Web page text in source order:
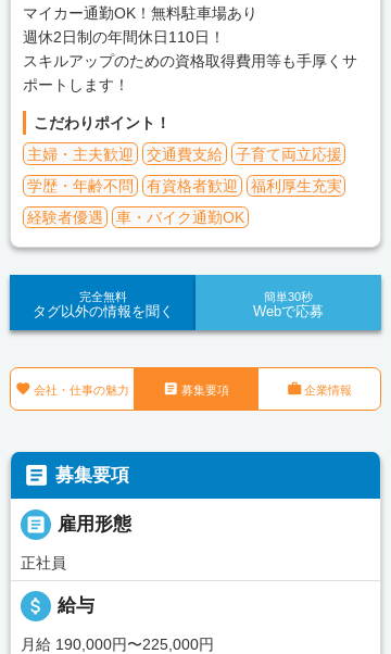
マイカー通勤OK！無料駐車場あり
週休2日制の年間休日110日！
スキルアップのための資格取得費用等も手厚くサ
ポートします！
こだわりポイント！
主婦・主夫歓迎
交通費支給
子育て両立応援
学歴・年齢不問
有資格者歓迎
福利厚生充実
経験者優遇
車・バイク通勤OK
完全無料
タグ以外の情報を聞く
簡単30秒
Webで応募
 会社・仕事の魅力  募集要項 企業情報
 募集要項
 雇用形態
正社員
attach_money 給与
月給 190,000円〜225,000円